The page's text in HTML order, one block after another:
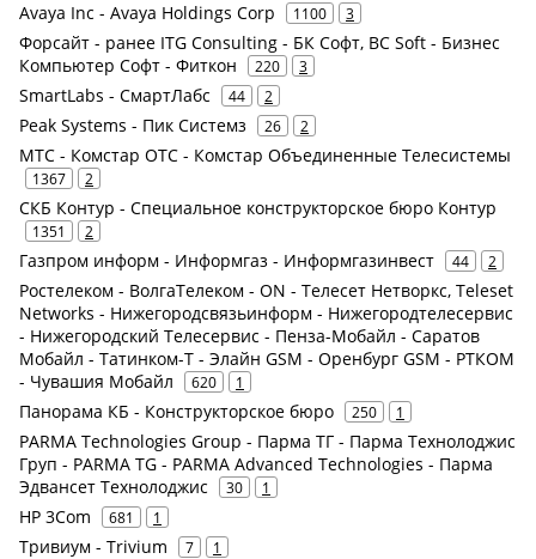
Avaya Inc - Avaya Holdings Corp 1100 3
Форсайт - ранее ITG Consulting - БК Софт, BC Soft - Бизнес
Компьютер Софт - Фиткон
220 3
SmartLabs - СмартЛабс 44 2
Peak Systems - Пик Системз 26 2
МТС - Комстар ОТС - Комстар Объединенные Телесистемы
1367 2
СКБ Контур - Специальное конструкторское бюро Контур
1351 2
Газпром информ - Информгаз - Информгазинвест 44 2
Ростелеком - ВолгаТелеком - ON - Телесет Нетворкс, Teleset
Networks - Нижегородсвязьинформ - Нижегородтелесервис
- Нижегородский Телесервис - Пенза-Мобайл - Саратов
Мобайл - Татинком-Т - Элайн GSM - Оренбург GSM - РТКОМ
- Чувашия Мобайл
620 1
Панорама КБ - Конструкторское бюро 250 1
PARMA Technologies Group - Парма ТГ - Парма Технолоджис
Груп - PARMA TG - PARMA Advanced Technologies - Парма
Эдвансет Технолоджис
30 1
HP 3Com 681 1
Тривиум - Trivium 7 1